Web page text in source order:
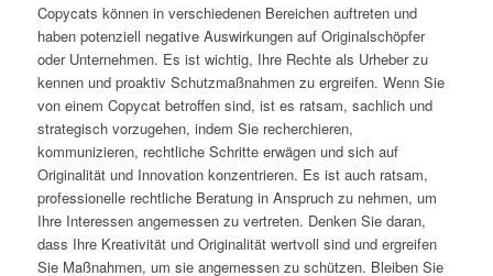
Copycats können in verschiedenen Bereichen auftreten und
haben potenziell negative Auswirkungen auf Originalschöpfer
oder Unternehmen. Es ist wichtig, Ihre Rechte als Urheber zu
kennen und proaktiv Schutzmaßnahmen zu ergreifen. Wenn Sie
von einem Copycat betroffen sind, ist es ratsam, sachlich und
strategisch vorzugehen, indem Sie recherchieren,
kommunizieren, rechtliche Schritte erwägen und sich auf
Originalität und Innovation konzentrieren. Es ist auch ratsam,
professionelle rechtliche Beratung in Anspruch zu nehmen, um
Ihre Interessen angemessen zu vertreten. Denken Sie daran,
dass Ihre Kreativität und Originalität wertvoll sind und ergreifen
Sie Maßnahmen, um sie angemessen zu schützen. Bleiben Sie